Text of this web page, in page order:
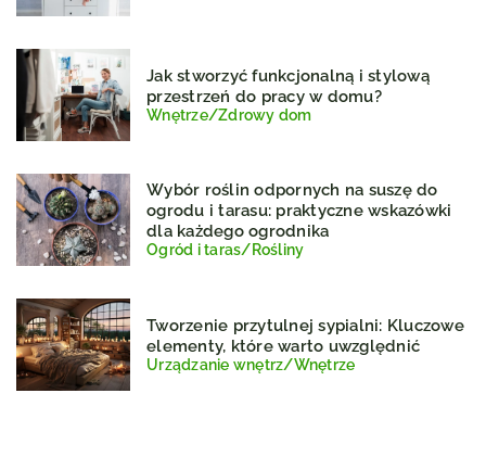
Jak stworzyć funkcjonalną i stylową
przestrzeń do pracy w domu?
Wnętrze/Zdrowy dom
Wybór roślin odpornych na suszę do
ogrodu i tarasu: praktyczne wskazówki
dla każdego ogrodnika
Ogród i taras/Rośliny
Tworzenie przytulnej sypialni: Kluczowe
elementy, które warto uwzględnić
Urządzanie wnętrz/Wnętrze